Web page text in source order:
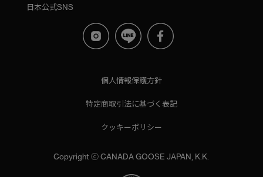
日本公式SNS
個人情報保護方針
特定商取引法に基づく表記
クッキーポリシー
Copyright ⓒ CANADA GOOSE JAPAN, K.K.